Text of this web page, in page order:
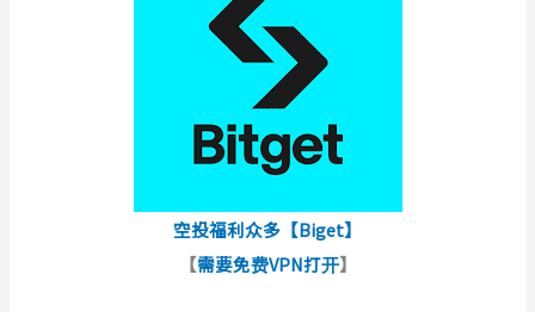
空投福利众多【Biget】
【需要免费VPN打开】